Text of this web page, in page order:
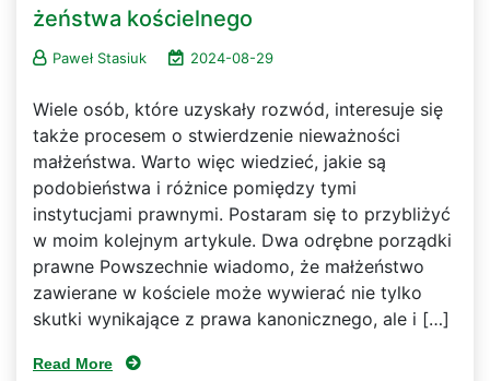
żeństwa kościelnego
Paweł Stasiuk 2024-08-29
Wiele osób, które uzyskały rozwód, interesuje się
także procesem o stwierdzenie nieważności
małżeństwa. Warto więc wiedzieć, jakie są
podobieństwa i różnice pomiędzy tymi
instytucjami prawnymi. Postaram się to przybliżyć
w moim kolejnym artykule. Dwa odrębne porządki
prawne Powszechnie wiadomo, że małżeństwo
zawierane w kościele może wywierać nie tylko
skutki wynikające z prawa kanonicznego, ale i […]
Read More